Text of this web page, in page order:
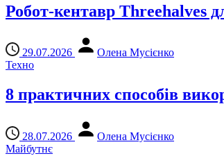
Робот-кентавр Threehalves
29.07.2026
Олена Мусієнко
Техно
8 практичних способів
28.07.2026
Олена Мусієнко
Майбутнє